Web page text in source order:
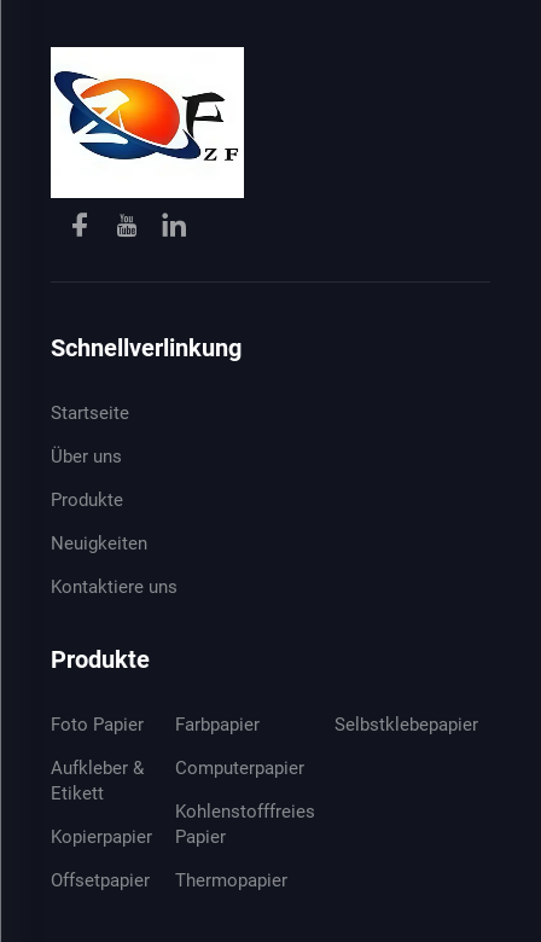
Schnellverlinkung
Startseite
Über uns
Produkte
Neuigkeiten
Kontaktiere uns
Produkte
Foto Papier
Aufkleber &
Etikett
Kopierpapier
Offsetpapier
Farbpapier
Computerpapier
Kohlenstofffreies
Papier
Thermopapier
Selbstklebepapier